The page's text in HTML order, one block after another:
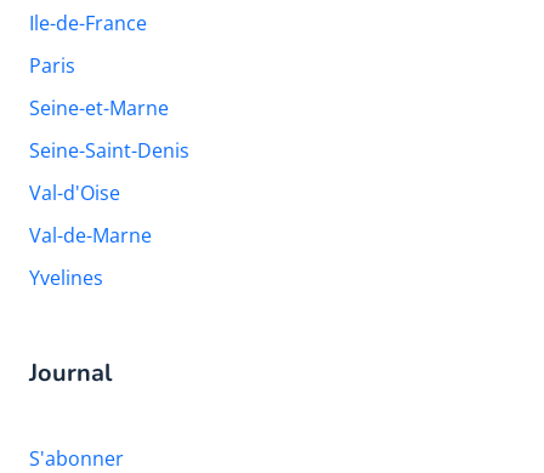
Ile-de-France
Paris
Seine-et-Marne
Seine-Saint-Denis
Val-d'Oise
Val-de-Marne
Yvelines
Journal
S'abonner